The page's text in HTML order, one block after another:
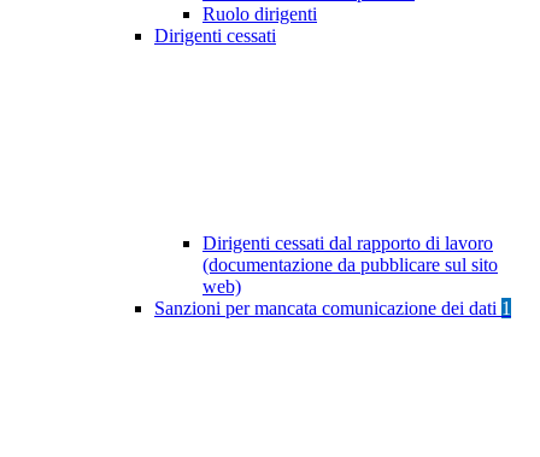
Ruolo dirigenti
Dirigenti cessati
Dirigenti cessati dal rapporto di lavoro
(documentazione da pubblicare sul sito
web)
Sanzioni per mancata comunicazione dei dati 1